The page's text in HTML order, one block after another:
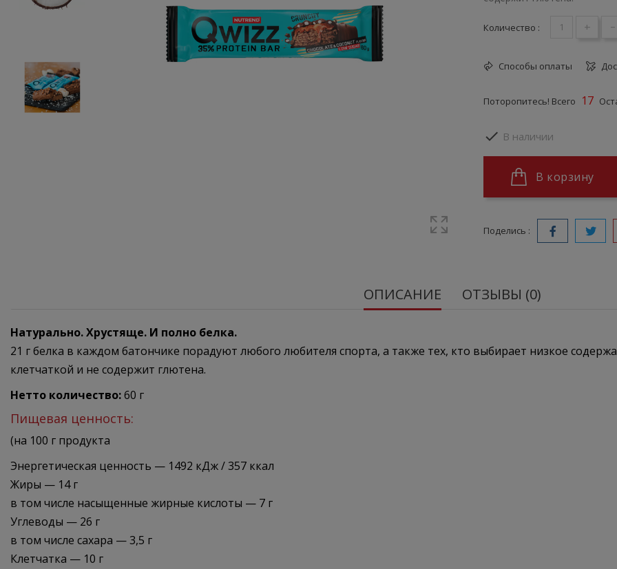
Количество : + -
Способы оплаты
Поторопитесь! Всего 17
 В наличии
В корзину
Поделись :
ОПИСАНИЕ ОТЗЫВЫ (0)
Натурально. Хрустяще. И полно белка.
21 г белка в каждом батончике порадуют любого любителя спорта, а также тех, кто выбирает низкое
клетчаткой и не содержит глютена.
Нетто количество:60 г
Пищевая ценность:
(на 100 г продукта
Энергетическая ценность — 1492 кДж / 357 ккал
Жиры — 14 г
в том числе насыщенные жирные кислоты — 7 г
Углеводы — 26 г
в том числе сахара — 3,5 г
Клетчатка — 10 г